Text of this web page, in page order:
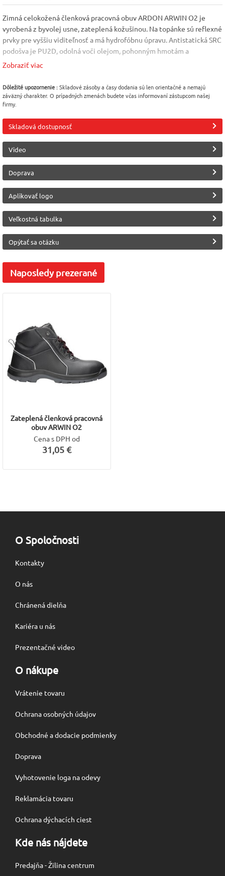
Zimná celokožená členková pracovná obuv ARDON ARWIN O2 je
vyrobená z byvolej usne, zateplená kožušinou. Na topánke sú reflexné
prvky pre vyššiu viditeľnosť a má hydrofóbnu úpravu. Antistatická SRC
podošva je PU2D, odolná voči olejom, pohonným hmotám a
kontaktnému teplu do 110°C. Podošva: PU2D SRC Norma: EN 20347
Vlastnosť
s reflexným prvkom
Vlastnosť
zateplená
Vlastnosť
Vodeodolná
Podrážka
PU2D
Veľkosť
45
Výrobca
Ardon
O2
Zobraziť viac
Dôležité upozornenie :Skladové zásoby a časy dodania sú len orientačné a nemajú
záväzný charakter. O prípadných zmenách budete včas informovaní zástupcom našej
firmy.
Skladová dostupnosť
Video
Doprava
Aplikovať logo
Veľkostná tabulka
Opýtať sa otázku
Naposledyprezerané
Zateplená členková pracovná
obuv ARWIN O2
Cena s DPH od
31,05 €
O Spoločnosti
Kontakty
O nás
Chránená dielňa
Kariéra u nás
Prezentačné video
O nákupe
Vrátenie tovaru
Ochrana osobných údajov
Obchodné a dodacie podmienky
Doprava
Vyhotovenie loga na odevy
Reklamácia tovaru
Ochrana dýchacích ciest
Kde nás nájdete
Predajňa - Žilina centrum